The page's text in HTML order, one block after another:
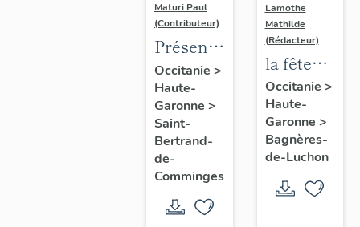
Maturi Paul
(Contributeur)
Présentation
de
l'opération
d'inventaire
du
patrimoine
de Saint-
Bertrand-
Occitanie >
Haute-
Garonne >
Saint-
Bertrand-
de-
Comminges
Lamothe
Mathilde
(Rédacteur)
la fête
des
fleurs
dans les
stations
thermales
des
Occitanie >
Haute-
Garonne >
Bagnères-
de-Luchon